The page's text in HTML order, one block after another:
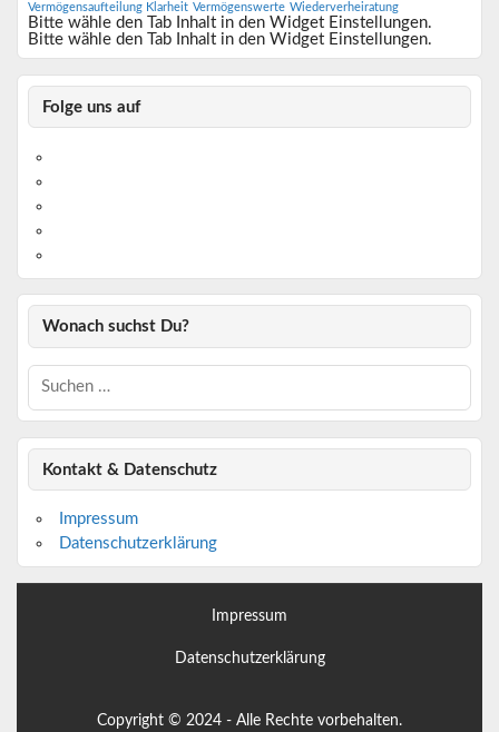
Vermögensaufteilung Klarheit Vermögenswerte Wiederverheiratung
Bitte wähle den Tab Inhalt in den Widget Einstellungen.
Bitte wähle den Tab Inhalt in den Widget Einstellungen.
Folge uns auf
Wonach suchst Du?
Kontakt & Datenschutz
Impressum
Datenschutzerklärung
Impressum
Datenschutzerklärung
Copyright © 2024 - Alle Rechte vorbehalten.